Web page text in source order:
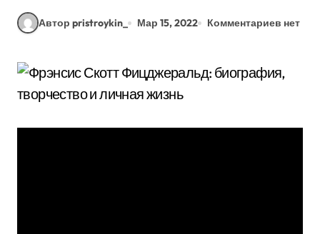
Автор pristroykin_ Мар 15, 2022 Комментариев нет